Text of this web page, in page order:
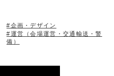
#企画・デザイン
#運営（会場運営・交通輸送・警
備）